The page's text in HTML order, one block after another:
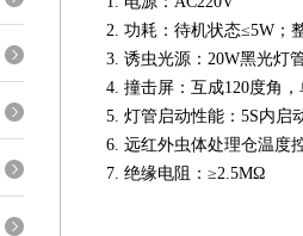
2. 功耗：待机状态≤5W；
3. 诱虫光源：20W黑光灯
4. 撞击屏：互成120度角
5. 灯管启动性能：5S内启
6. 远红外虫体处理仓温度
7. 绝缘电阻：≥2.5MΩ